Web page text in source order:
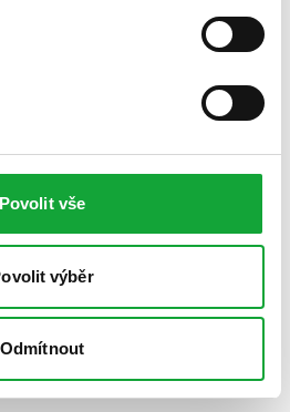
Povolit vše
výběr
Odmítnout